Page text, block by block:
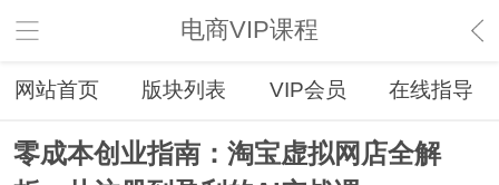
电商VIP课程
网站首页 版块列表 VIP会员 在线指导
零成本创业指南：淘宝虚拟网店全解